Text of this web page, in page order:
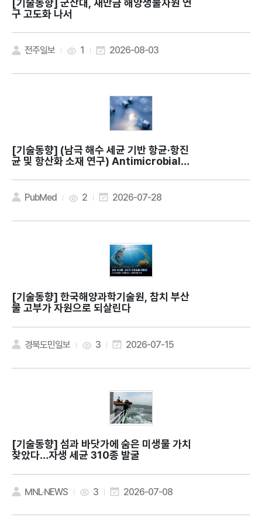
[기술동향]
구 고도화 나서
전주일보 1 2026-08-03
[기술동향]
균 및 항산화 소재 연구) Antimicrobial a
obacterium phyllosphaerae KS504
39 isolated from Antarctic seawat
er
PubMed 2 2026-07-28
[기술동향]
물 고부가 자원으로 되살린다
경북도민일보 3 2026-07-15
[기술동향]
찾았다…자생 세균 310종 발굴
MNL·NEWS 3 2026-07-08